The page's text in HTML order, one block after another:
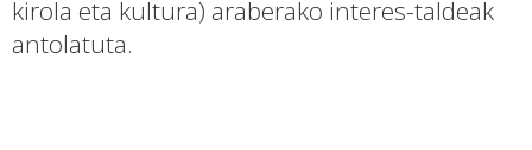
kirola eta kultura) araberako interes-taldeak
antolatuta.